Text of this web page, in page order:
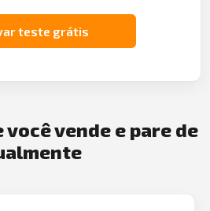
teste grátis
você vende e pare de